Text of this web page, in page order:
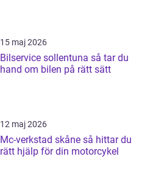
15 maj 2026
Bilservice sollentuna så tar du
hand om bilen på rätt sätt
12 maj 2026
Mc-verkstad skåne så hittar du
rätt hjälp för din motorcykel